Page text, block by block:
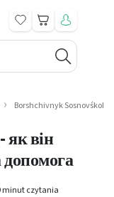
Koszyk
Borshchivnyk
як він
minut czytania